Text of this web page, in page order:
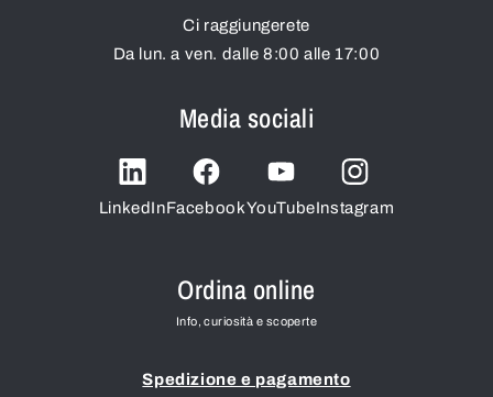
Ci raggiungerete
Da lun. a ven. dalle 8:00 alle 17:00
Media sociali
LinkedInFacebookYouTubeInstagram
Ordina online
Info, curiosità e scoperte
Spedizione e pagamento